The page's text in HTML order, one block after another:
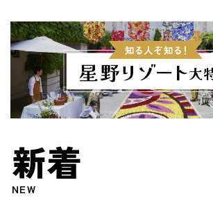
新着
NEW